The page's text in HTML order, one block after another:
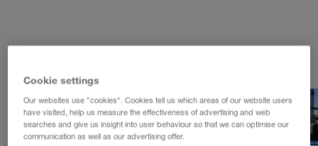
Cookie settings
Our websites use "cookies". Cookies tell us which areas of our website users
have visited, help us measure the effectiveness of advertising and web
searches and give us insight into user behaviour so that we can optimise our
communication as well as our advertising offer.